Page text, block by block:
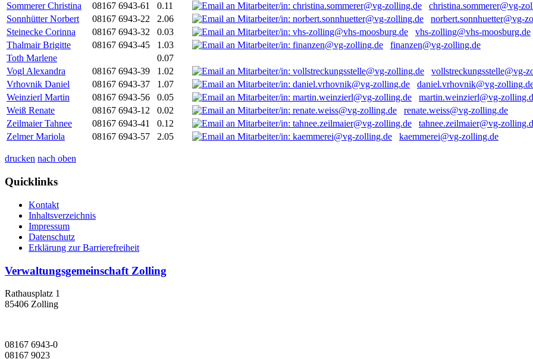
Sommerer Christina
08167 6943-61 0.11
christina.sommerer@vg-
Sonnhütter Norbert
08167 6943-22 2.06
norbert.sonnhuetter@vg-
Steinecke Corinna
08167 6943-32 0.03
vhs-zolling@vhs-moosburg.de
Thalmair Brigitte
08167 6943-45 1.03
finanzen@vg-zolling.de
Toth Marlene
0.07
Vogl Alexandra
08167 6943-39 1.02
vollstreckungsstelle@vg-
Vrhovnik Daniel
08167 6943-37 1.07
daniel.vrhovnik@vg-
Weinzierl Martin
08167 6943-56 0.05
martin.weinzierl@vg-
Weiß Renate
08167 6943-12 0.02
renate.weiss@vg-zolling.de
Zeilmaier Tahnee
08167 6943-41 0.12
tahnee.zeilmaier@vg-
Zelmer Mariola
08167 6943-57 2.05 kaemmerei@vg-zolling.de
drucken nach oben
Quicklinks
Kontakt
Inhaltsverzeichnis
Impressum
Datenschutz
Erklärung zur Barrierefreiheit
Verwaltungsgemeinschaft Zolling
Rathausplatz 1
85406 Zolling
08167 6943-0
08167 9023